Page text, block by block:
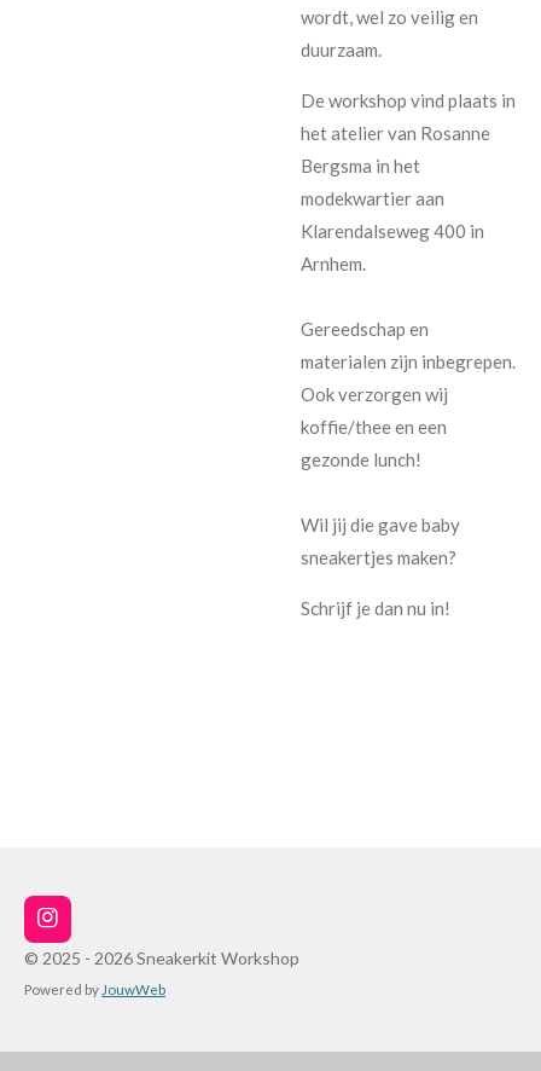
wordt, wel zo veilig en
duurzaam.
De workshop vind plaats in
het atelier van Rosanne
Bergsma in het
modekwartier aan
Klarendalseweg 400 in
Arnhem.
Gereedschap en
materialen zijn inbegrepen.
Ook verzorgen wij
koffie/thee en een
gezonde lunch!
Wil jij die gave baby
sneakertjes maken?
Schrijf je dan nu in!
I
n
s
t
r
© 2025 - 2026 Sneakerkit Workshop
Powered by JouwWeb